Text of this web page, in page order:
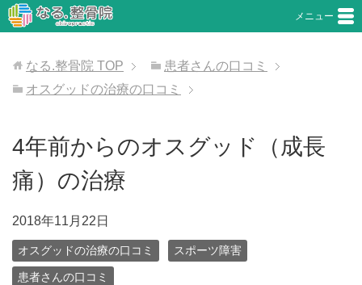
メニュー
なる.整骨院 TOP
患者さんの口コミ
オスグッドの治療の口コミ
4年前からのオスグッド（成長
痛）の治療
2018年11月22日
オスグッドの治療の口コミ スポーツ障害
患者さんの口コミ